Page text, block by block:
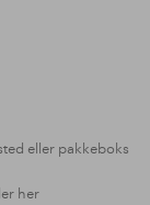
eller pakkeboks
her